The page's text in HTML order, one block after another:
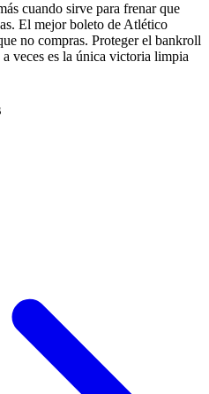
cuando sirve para frenar que
El mejor boleto de Atlético
no compras. Proteger el bankroll
veces es la única victoria limpia